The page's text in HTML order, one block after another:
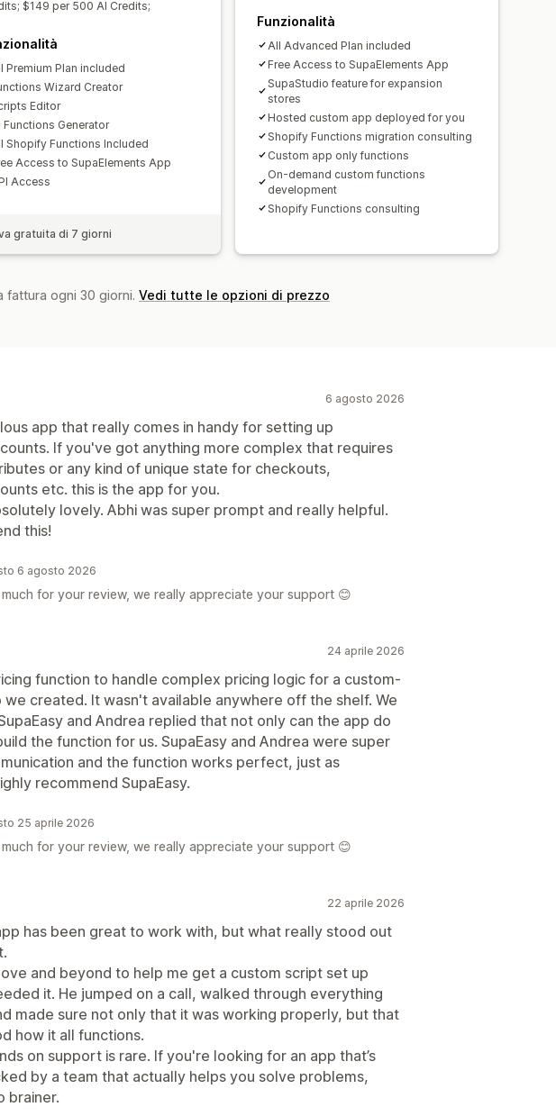
$149 per 500 AI Credits;
Premium Plan included
Wizard Creator
Editor
Functions Generator
Shopify Functions Included
Access to SupaElements App
Access
gratuita di 7 giorni
Funzionalità
All Advanced Plan included
Free Access to SupaElements App
SupaStudio feature for expansion
stores
Hosted custom app deployed for you
Shopify Functions migration consulting
Custom app only functions
On-demand custom functions
development
Shopify Functions consulting
fattura ogni 30 giorni. Vedi tutte le opzioni di prezzo
6 agosto 2026
app that really comes in handy for setting up
If you've got anything more complex that requires
or any kind of unique state for checkouts,
etc. this is the app for you.
lovely. Abhi was super prompt and really helpful.
this!
6 agosto 2026
for your review, we really appreciate your support 😊
24 aprile 2026
function to handle complex pricing logic for a custom-
we created. It wasn't available anywhere off the shelf. We
and Andrea replied that not only can the app do
the function for us. SupaEasy and Andrea were super
and the function works perfect, just as
recommend SupaEasy.
25 aprile 2026
for your review, we really appreciate your support 😊
22 aprile 2026
has been great to work with, but what really stood out
and beyond to help me get a custom script set up
it. He jumped on a call, walked through everything
made sure not only that it was working properly, but that
how it all functions.
on support is rare. If you're looking for an app that’s
by a team that actually helps you solve problems,
brainer.